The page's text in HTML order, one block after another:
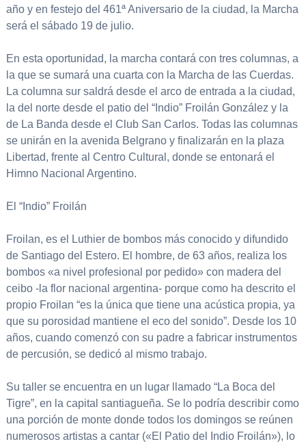
año y en festejo del 461ª Aniversario de la ciudad, la Marcha
será el sábado 19 de julio.
En esta oportunidad, la marcha contará con tres columnas, a
la que se sumará una cuarta con la Marcha de las Cuerdas.
La columna sur saldrá desde el arco de entrada a la ciudad,
la del norte desde el patio del “Indio” Froilán González y la
de La Banda desde el Club San Carlos. Todas las columnas
se unirán en la avenida Belgrano y finalizarán en la plaza
Libertad, frente al Centro Cultural, donde se entonará el
Himno Nacional Argentino.
El “Indio” Froilán
Froilan, es el Luthier de bombos más conocido y difundido
de Santiago del Estero. El hombre, de 63 años, realiza los
bombos «a nivel profesional por pedido» con madera del
ceibo -la flor nacional argentina- porque como ha descrito el
propio Froilan “es la única que tiene una acústica propia, ya
que su porosidad mantiene el eco del sonido”. Desde los 10
años, cuando comenzó con su padre a fabricar instrumentos
de percusión, se dedicó al mismo trabajo.
Su taller se encuentra en un lugar llamado “La Boca del
Tigre”, en la capital santiagueña. Se lo podría describir como
una porción de monte donde todos los domingos se reúnen
numerosos artistas a cantar («El Patio del Indio Froilán»), lo